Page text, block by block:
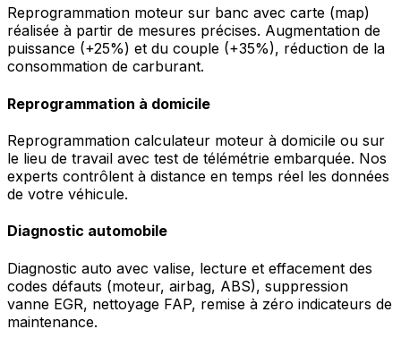
Reprogrammation moteur sur banc avec carte (map)
réalisée à partir de mesures précises. Augmentation de
puissance (+25%) et du couple (+35%), réduction de la
consommation de carburant.
Reprogrammation à domicile
Reprogrammation calculateur moteur à domicile ou sur
le lieu de travail avec test de télémétrie embarquée. Nos
experts contrôlent à distance en temps réel les données
de votre véhicule.
Diagnostic automobile
Diagnostic auto avec valise, lecture et effacement des
codes défauts (moteur, airbag, ABS), suppression
vanne EGR, nettoyage FAP, remise à zéro indicateurs de
maintenance.